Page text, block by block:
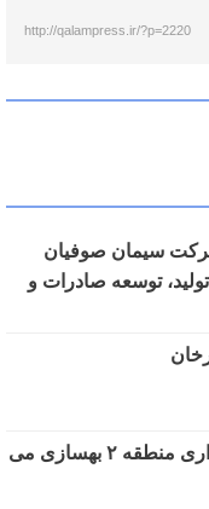
http://qalampress.ir/?p=2220
سیمان صوفیان
توسعه صادرات و
پارک های سطح حوزه شهرداری منطقه ۲ بهسازی می